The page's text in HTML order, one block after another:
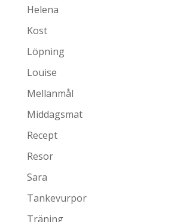
Helena
Kost
Löpning
Louise
Mellanmål
Middagsmat
Recept
Resor
Sara
Tankevurpor
Träning